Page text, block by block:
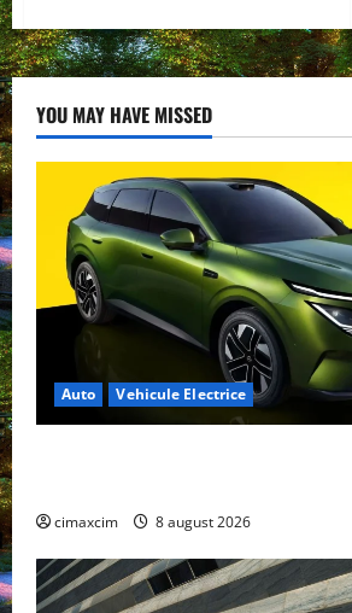
și
Autenticitate
Culturală:
Românească
și
Mediu
YOU MAY HAVE MISSED
Auto Vehicule Electrice
cimaxcim 8 august 2026